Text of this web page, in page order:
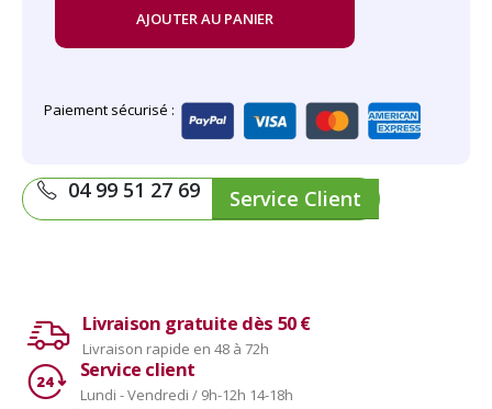
AJOUTER AU PANIER
Paiement sécurisé :
04 99 51 27 69 Service Client
Livraison gratuite dès 50 €
Livraison rapide en 48 à 72h
Service client
Lundi - Vendredi / 9h-12h 14-18h